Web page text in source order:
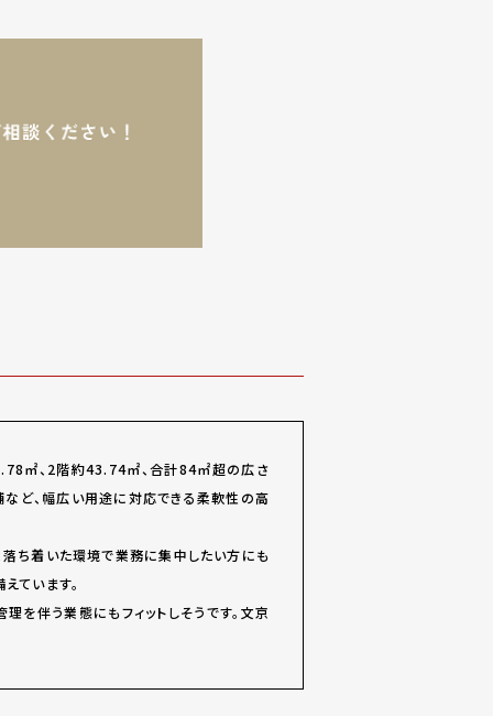
㎡、2階約43.74㎡、合計84㎡超の広さ
など、幅広い用途に対応できる柔軟性の高
落ち着いた環境で業務に集中したい方にも
ています。
を伴う業態にもフィットしそうです。文京